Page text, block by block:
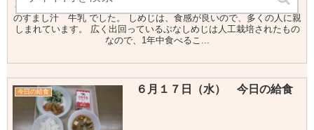
今日の献立は ご飯 和風きのこハンバーグ 大豆のいために もみじ
のすまし汁 牛乳 でした。 しめじは、食感が良いので、多くの人に親
しまれています。 広く出回っているぶなしめじは人工栽培されたもの
なので、1年中食べるこ...
今日の給食 ６月１７日（水） 今日の給食